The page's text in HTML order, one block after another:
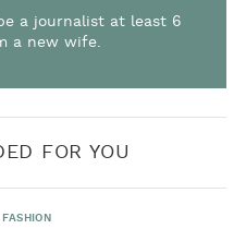
a journalist at least 6
a new wife.
FOR YOU
FASHION